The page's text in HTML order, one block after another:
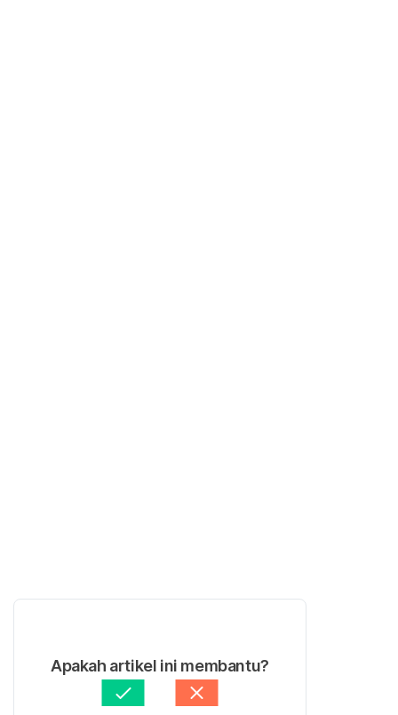
Apakah artikel ini membantu?